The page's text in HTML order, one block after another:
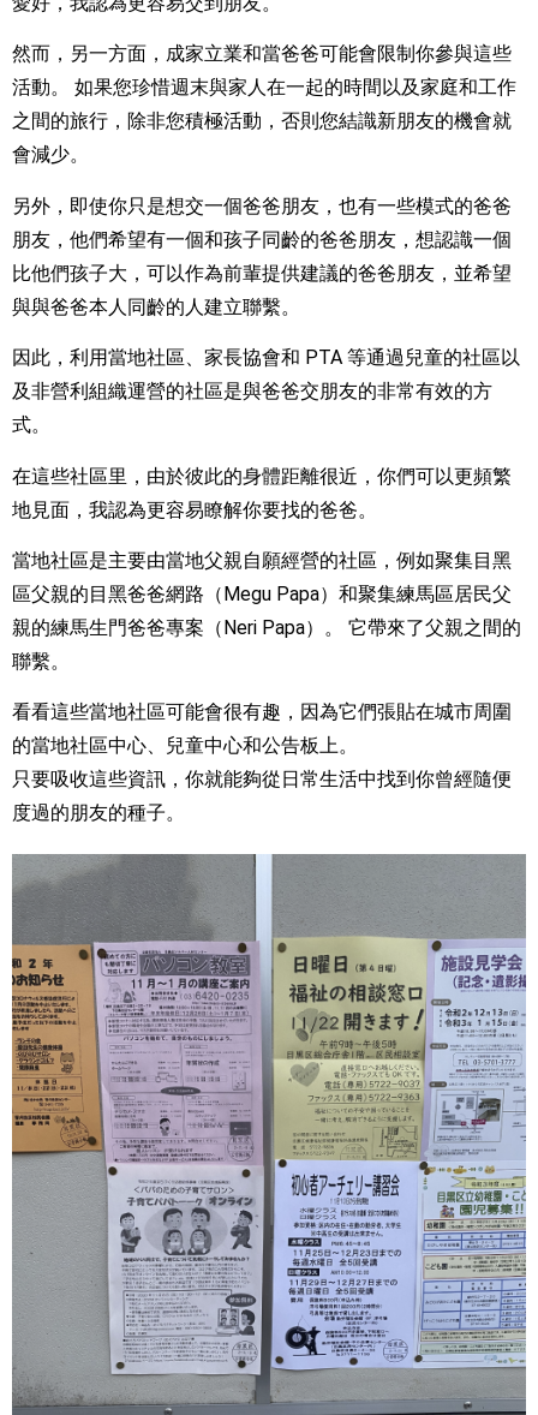
然而，另一方面，成家立業和當爸爸可能會限制你參與這些
活動。 如果您珍惜週末與家人在一起的時間以及家庭和工作
之間的旅行，除非您積極活動，否則您結識新朋友的機會就
會減少。
另外，即使你只是想交一個爸爸朋友，也有一些模式的爸爸
朋友，他們希望有一個和孩子同齡的爸爸朋友，想認識一個
比他們孩子大，可以作為前輩提供建議的爸爸朋友，並希望
與與爸爸本人同齡的人建立聯繫。
因此，利用當地社區、家長協會和 PTA 等通過兒童的社區以
及非營利組織運營的社區是與爸爸交朋友的非常有效的方
式。
在這些社區里，由於彼此的身體距離很近，你們可以更頻繁
地見面，我認為更容易瞭解你要找的爸爸。
當地社區是主要由當地父親自願經營的社區，例如聚集目黑
區父親的目黑爸爸網路（Megu Papa）和聚集練馬區居民父
親的練馬生門爸爸專案（Neri Papa）。 它帶來了父親之間的
聯繫。
看看這些當地社區可能會很有趣，因為它們張貼在城市周圍
的當地社區中心、兒童中心和公告板上。
只要吸收這些資訊，你就能夠從日常生活中找到你曾經隨便
度過的朋友的種子。